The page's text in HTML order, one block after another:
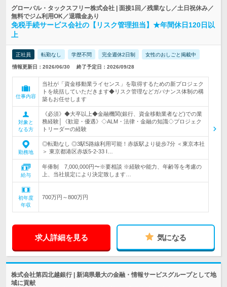
グローバル・タックスフリー株式会社 | 面接1回／残業なし／土日祝休み／
無料でジム利用OK／退職金あり
免税手続サービス会社の【リスク管理担当】★年間休日120日以
上
正社員 転勤なし 学歴不問 完全週休2日制 女性のおしごと掲載中
情報更新日：2026/06/30 終了予定日：2026/09/28
仕事内容
当社が「資金移動業ライセンス」を取得するための新プロジェク
トを統括していただきます◆リスク管理などガバナンス体制の構
築もお任せします
対象と
なる方
《必須》◆大卒以上◆金融機関(銀行、資金移動業者など)での業
務経験│《歓迎・優遇》◇ALM・法律・金融の知識◇プロジェク
トリーダーの経験
勤務地
◎転勤なし ◎3駅5路線利用可能！赤坂駅より徒歩7分 ＜東京本社
＞ 東京都港区赤坂5-2-33 I…
給与
年俸制 7,000,000円〜※要相談 ※経験や能力、年齢等を考慮の
上、当社規定により決定致します…
初年度
年収
700万円～800万円
求人詳細を見る 気になる
株式会社第四北越銀行 | 新潟県最大の金融・情報サービスグループとして地
域に貢献